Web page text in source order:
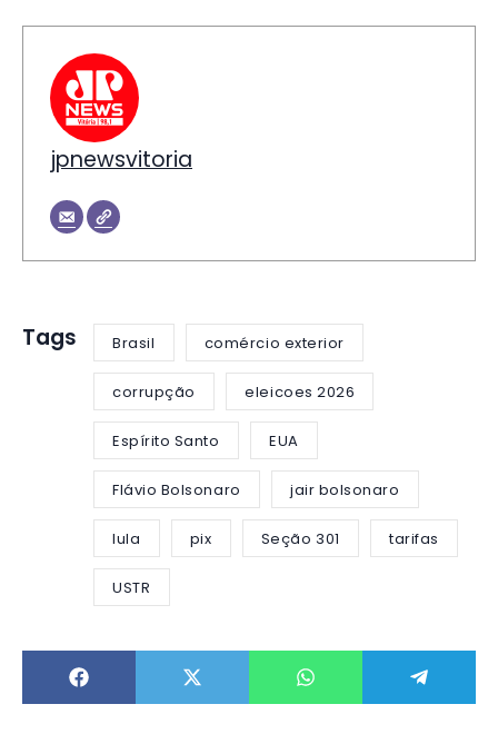
jpnewsvitoria
Tags Brasil comércio exterior
corrupção eleicoes 2026
Espírito Santo EUA
Flávio Bolsonaro jair bolsonaro
lula pix Seção 301 tarifas
USTR